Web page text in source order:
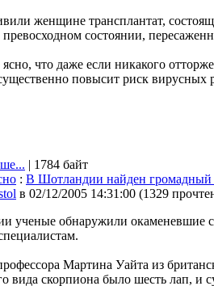
женщине трансплантат,
превосходном состоянии,
что даже если никакого
повысит риск вирусных
| 1784 байт
: В Шотландии найден громадный
в 02/12/2005 14:31:00 (1329
ученые обнаружили окаменевшие
Мартина Уайта из
вида скорпиона было шесть лап, и